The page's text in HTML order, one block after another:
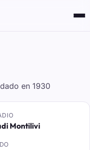
en 1930
Montilivi